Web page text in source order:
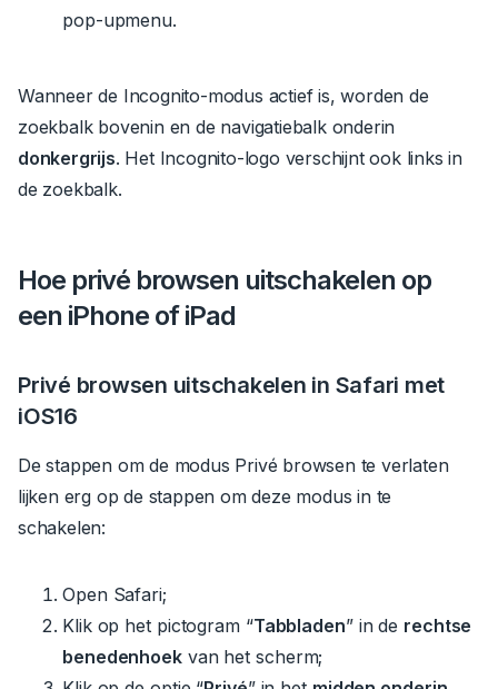
pop-upmenu.
Wanneer de Incognito-modus actief is, worden de
zoekbalk bovenin en de navigatiebalk onderin
donkergrijs. Het Incognito-logo verschijnt ook links in
de zoekbalk.
Hoe privé browsen uitschakelen op
een iPhone of iPad
Privé browsen uitschakelen in Safari met
iOS16
De stappen om de modus Privé browsen te verlaten
lijken erg op de stappen om deze modus in te
schakelen:
Open Safari;
Klik op het pictogram “Tabbladen” in de rechtse
benedenhoekvan het scherm;